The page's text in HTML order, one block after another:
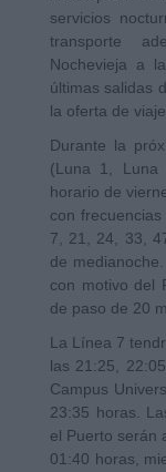
servicios
transporte
Nochevieja a
últimas salidas
la oferta de
Durante la
(Luna 1,
horario de
con
7, 21, 24, 33,
de
con motivo del
de paso de 20
La Línea 7
las 21:25,
Campus
23:35 horas.
el Puerto serán
01:40 horas,